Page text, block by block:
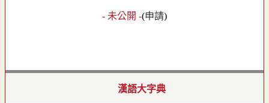
- 未公開 -(申請)
漢語大字典